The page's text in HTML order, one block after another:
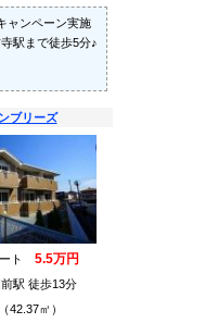
ャンペーン実施
駅まで徒歩5分♪
ブリーズ
ート 5.5万円
駅 徒歩13分
42.37㎡）